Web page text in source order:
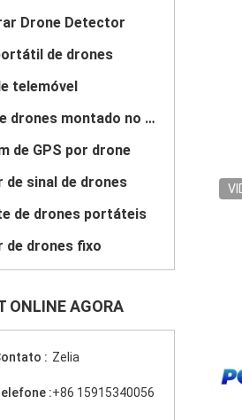
Drone Detector
de drones
telemóvel
detector de drones montado no veículo
de GPS por drone
sinal de drones
de drones portáteis
de drones fixo
ONLINE AGORA
: Zelia
:+86 15915340056